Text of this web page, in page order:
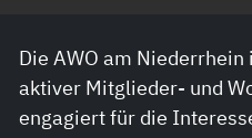
Die AWO am
aktiver Mitglieder- und
engagiert für die